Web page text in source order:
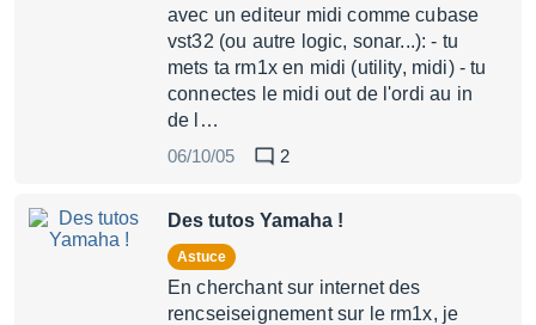
avec un editeur midi comme cubase
vst32 (ou autre logic, sonar...): - tu
mets ta rm1x en midi (utility, midi) - tu
connectes le midi out de l'ordi au in
de l…
06/10/05
2
Des tutos Yamaha !
Astuce
En cherchant sur internet des
rencseiseignement sur le rm1x, je